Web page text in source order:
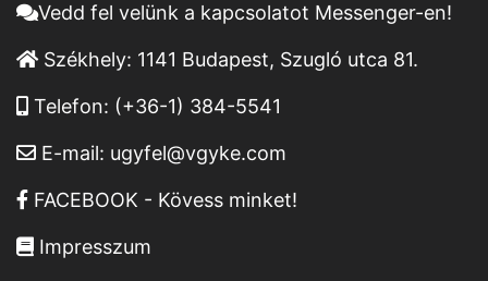
Vedd fel velünk a kapcsolatot Messenger-en!
Székhely: 1141 Budapest, Szugló utca 81.
Telefon: (+36-1) 384-5541
E-mail: ugyfel@vgyke.com
FACEBOOK - Kövess minket!
Impresszum